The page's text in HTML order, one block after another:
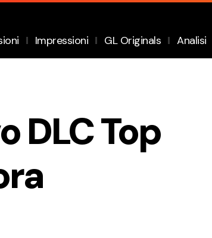
Impressioni GL Originals Analisi
DLC Top